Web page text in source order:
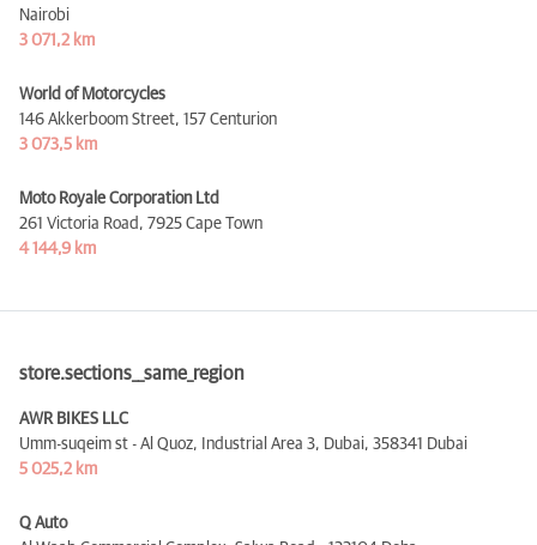
Nairobi
3 071,2 km
World of Motorcycles
146 Akkerboom Street, 157 Centurion
3 073,5 km
Moto Royale Corporation Ltd
261 Victoria Road, 7925 Cape Town
4 144,9 km
store.sections__same_region
AWR BIKES LLC
Umm-suqeim st - Al Quoz, Industrial Area 3, Dubai, 358341 Dubai
5 025,2 km
Q Auto